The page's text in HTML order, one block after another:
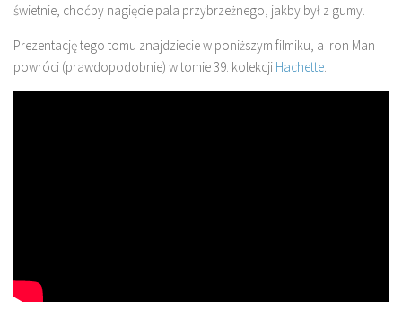
świetnie, choćby nagięcie pala przybrzeżnego, jakby był z gumy.
Prezentację tego tomu znajdziecie w poniższym filmiku, a Iron Man
powróci (prawdopodobnie) w tomie 39. kolekcji Hachette